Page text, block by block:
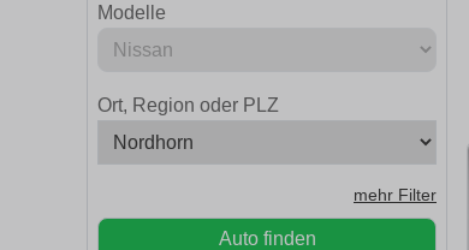
Modelle
Ort, Region oder PLZ
mehr Filter
Auto finden